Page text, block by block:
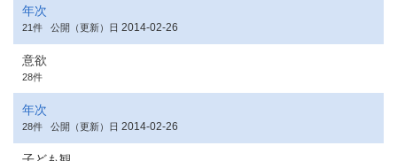
年次
21件 公開（更新）日 2014-02-26
意欲
28件
年次
28件 公開（更新）日 2014-02-26